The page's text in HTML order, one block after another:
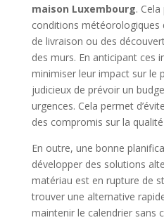
maison Luxembourg.
conditions météorologiques
de livraison ou des
des murs. En anticipant ces
minimiser leur impact sur le
judicieux de prévoir un
urgences. Cela permet
des compromis sur la
En outre, une bonne
développer des solutions
matériau est en rupture de
trouver une alternative
maintenir le calendrier sans